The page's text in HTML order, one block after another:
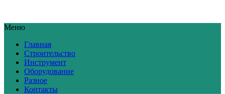
Меню
Главная
Строительство
Инструмент
Оборудование
Разное
Контакты